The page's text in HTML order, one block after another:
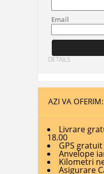
Email
DETAILS
AZI VA OFERIM:
Livrare
18.00
GPS gratuit
Anvelope
Kilometri
Asigurare